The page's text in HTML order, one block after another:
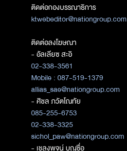
ติดต่อกองบรรณาธิการ
ktwebeditor@nationgroup.com
ติดต่อลงโฆษณา
- อัลเลียซ สะอิ
02-338-3561
Mobile : 087-519-1379
allias_sae@nationgroup.com
- ศิชล ภวัตโณทัย
085-255-6753
02-338-3325
sichol_paw@nationgroup.com
- เชลงพจน์ บุญซื่อ